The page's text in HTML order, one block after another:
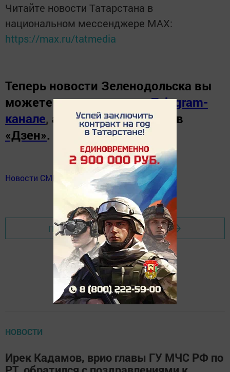
Читайте новости Татарстана в
национальном мессенджере MАХ:
https://max.ru/tatmedia
Теперь новости Зеленодольска вы
можете узнать в нашемTelegram-
канале, а также читайте нас в
«Дзен».
Новости СМИ2
Перейти на страницу новости
НОВОСТИ
Ирек Кадамов, врио главы ГУ МЧС РФ по